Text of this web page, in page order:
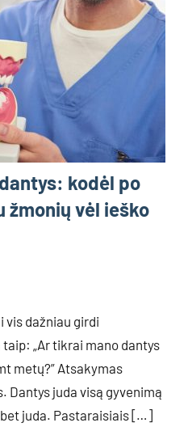
kodėl po
žmonių vėl ieško
vis dažniau girdi
„Ar tikrai mano dantys
metų?” Atsakymas
Dantys juda visą gyvenimą
juda. Pastaraisiais […]